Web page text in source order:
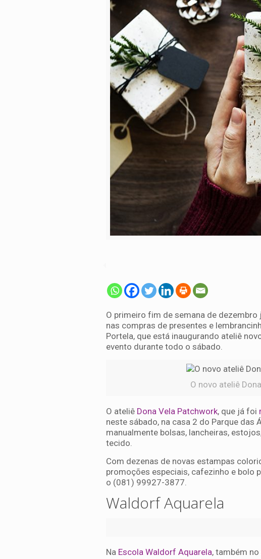
O primeiro fim de semana de
nas compras de presentes e
Portela, que está inaugurando ateliê
evento durante todo o sábado.
O novo ateliê
O ateliê Dona Vela Patchwork, que já foi
neste sábado, na casa 2 do Parque das
manualmente bolsas, lancheiras,
tecido.
Com dezenas de novas estampas
promoções especiais, cafezinho e bolo
o (081) 99927-3877.
Waldorf Aquarela
Na Escola Waldorf Aquarela, também